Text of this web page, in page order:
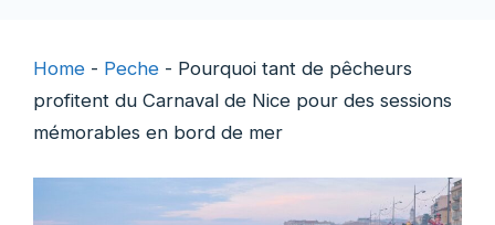
Home - Peche - Pourquoi tant de pêcheurs
profitent du Carnaval de Nice pour des sessions
mémorables en bord de mer